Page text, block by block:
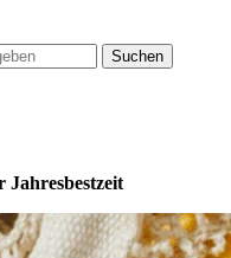
Suchen
Jahresbestzeit